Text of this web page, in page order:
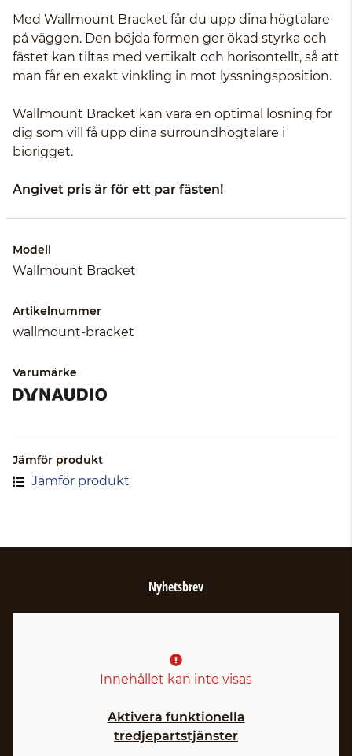
Med Wallmount Bracket får du upp dina högtalare
på väggen. Den böjda formen ger ökad styrka och
fästet kan tiltas med vertikalt och horisontellt, så att
man får en exakt vinkling in mot lyssningsposition.
Wallmount Bracket kan vara en optimal lösning för
dig som vill få upp dina surroundhögtalare i
biorigget.
Angivet pris är för ett par fästen!
Modell
Wallmount Bracket
Artikelnummer
wallmount-bracket
Varumärke
Jämför produkt
Jämför produkt
Nyhetsbrev
Innehållet kan inte visas
Aktivera funktionella
tredjepartstjänster